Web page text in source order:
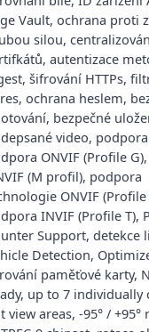
Vault, ochrana proti
silou,
autentizace
šifrování HTTPs,
ochrana heslem,
bezpečné
video, podpora
ONVIF (Profile
(M profil), podpora
ONVIF (Profile
INVIF (Profile T),
Support, detekce
Detection,
paměťové karty,
up to 7 individually
view areas, -95° /